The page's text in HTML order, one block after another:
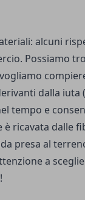
alcuni
Possiamo
dalla iuta
tempo e
è ricavata dalle
presa al
a